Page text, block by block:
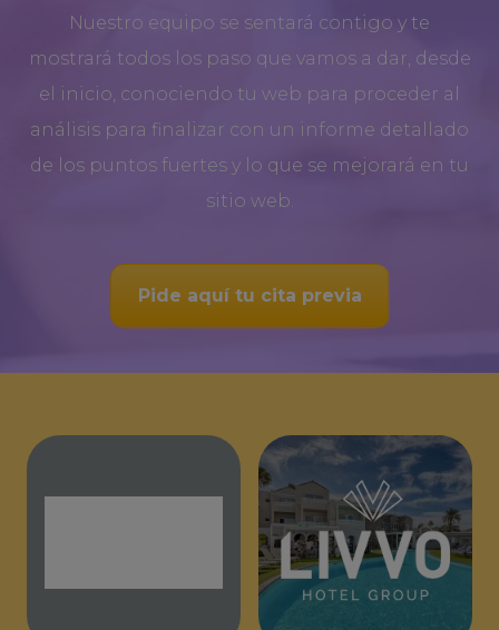
Nuestro equipo se sentará contigo y te
mostrará todos los paso que vamos a dar, desde
el inicio, conociendo tu web para proceder al
análisis para finalizar con un informe detallado
de los puntos fuertes y lo que se mejorará en tu
sitio web.
Pide aquí tu cita previa